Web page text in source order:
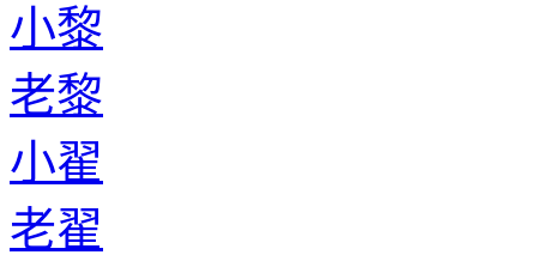
小黎
老黎
小翟
老翟